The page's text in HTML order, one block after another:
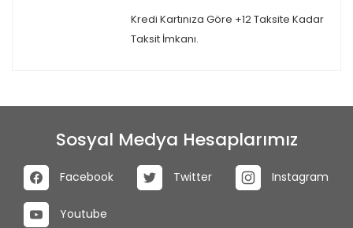
Kredi Kartınıza Göre +12 Taksite Kadar
Taksit İmkanı.
Sosyal Medya Hesaplarımız
Facebook Twitter Instagram
Youtube